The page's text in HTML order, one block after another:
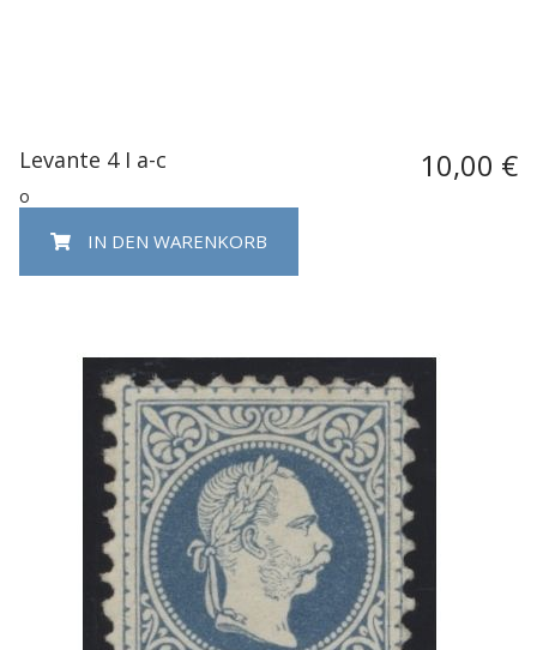
Levante 4 I a-c 10,00 €
o
IN DEN WARENKORB